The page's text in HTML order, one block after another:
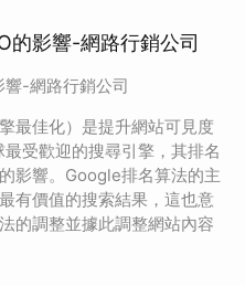
的影響-網路行銷公司
-網路行銷公司
最佳化）是提升網站可見度
受歡迎的搜尋引擎，其排名
影響。Google排名算法的主
有價值的搜索結果，這也意
的調整並據此調整網站內容